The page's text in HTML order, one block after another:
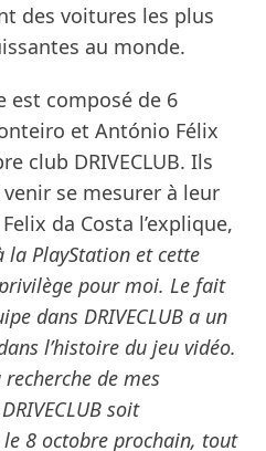
des voitures les plus
au monde.
est composé de 6
et António Félix
club DRIVECLUB. Ils
se mesurer à leur
da Costa l’explique,
la PlayStation et cette
pour moi. Le fait
dans DRIVECLUB a un
l’histoire du jeu vidéo.
de mes
soit
8 octobre prochain, tout